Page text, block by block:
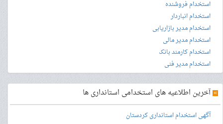
استخدام فروشنده
استخدام انباردار
استخدام مدیر بازاریابی
استخدام مدیر مالی
استخدام کارمند بانک
استخدام مدیر فنی
»آخرین اطلاعیه های استخدامی استانداری ها
آگهی استخدام استانداری کردستان